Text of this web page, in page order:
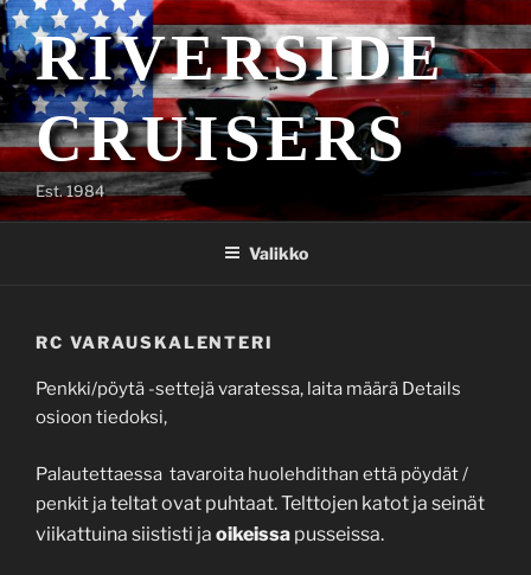
Siirry
sisältöönRIVERSIDE
CRUISERS
Est. 1984
Valikko
RC VARAUSKALENTERI
Penkki/pöytä -settejä varatessa, laita määrä Details
osioon tiedoksi,
Palautettaessa tavaroita huolehdithan että pöydät /
penkit jateltatovat puhtaat. Telttojen katot ja seinät
viikattuina siististi ja oikeissa pusseissa.